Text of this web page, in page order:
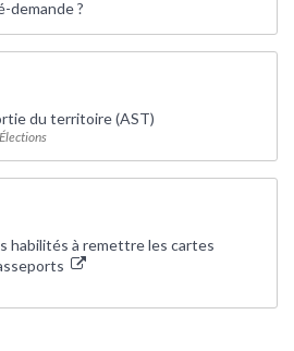
demande ?
du territoire (AST)
habilités à remettre les cartes